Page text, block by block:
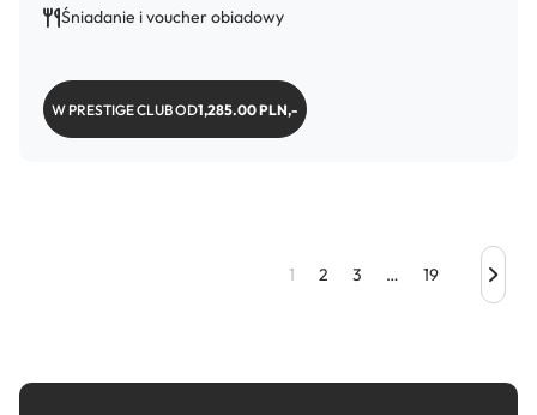
Śniadanie i voucher obiadowy
W PRESTIGE CLUB OD1,285.00 PLN,-
1 2 3 … 19